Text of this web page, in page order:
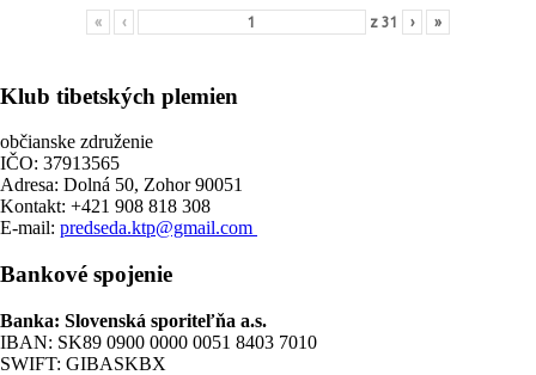
« ‹ z 31 › »
Klub tibetských plemien
občianske združenie
IČO: 37913565
Adresa: Dolná 50, Zohor 90051
Kontakt: +421 908 818 308
E-mail: predseda.ktp@gmail.com
Bankové spojenie
Banka: Slovenská sporiteľňa a.s.
IBAN: SK89 0900 0000 0051 8403 7010
SWIFT: GIBASKBX